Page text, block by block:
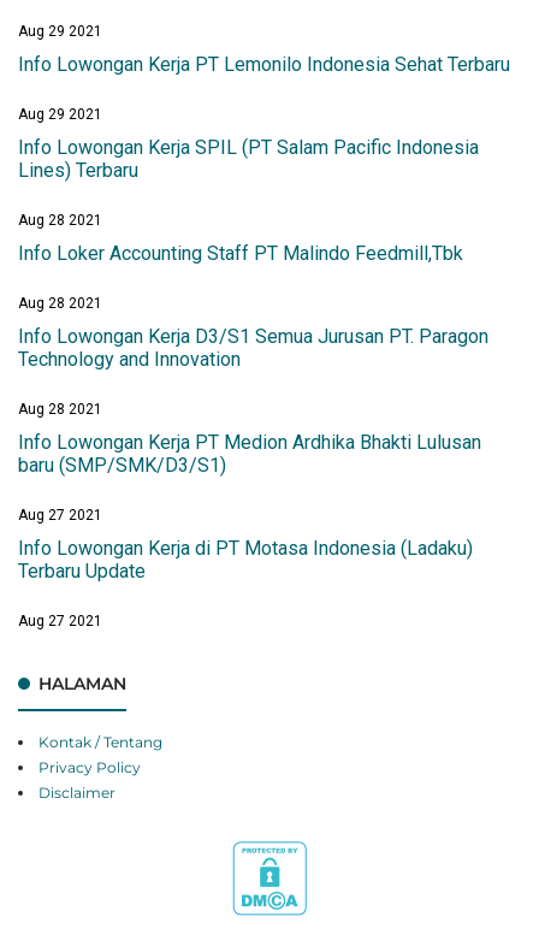
Aug 29 2021
Info Lowongan Kerja PT Lemonilo Indonesia Sehat Terbaru
Aug 29 2021
Info Lowongan Kerja SPIL (PT Salam Pacific Indonesia
Lines) Terbaru
Aug 28 2021
Info Loker Accounting Staff PT Malindo Feedmill,Tbk
Aug 28 2021
Info Lowongan Kerja D3/S1 Semua Jurusan PT. Paragon
Technology and Innovation
Aug 28 2021
Info Lowongan Kerja PT Medion Ardhika Bhakti Lulusan
baru (SMP/SMK/D3/S1)
Aug 27 2021
Info Lowongan Kerja di PT Motasa Indonesia (Ladaku)
Terbaru Update
Aug 27 2021
HALAMAN
Kontak / Tentang
Privacy Policy
Disclaimer